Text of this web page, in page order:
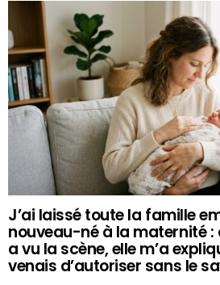
J’ai laissé toute la famille
nouveau-né à la maternité
a vu la scène, elle m’a
venais d’autoriser sans le